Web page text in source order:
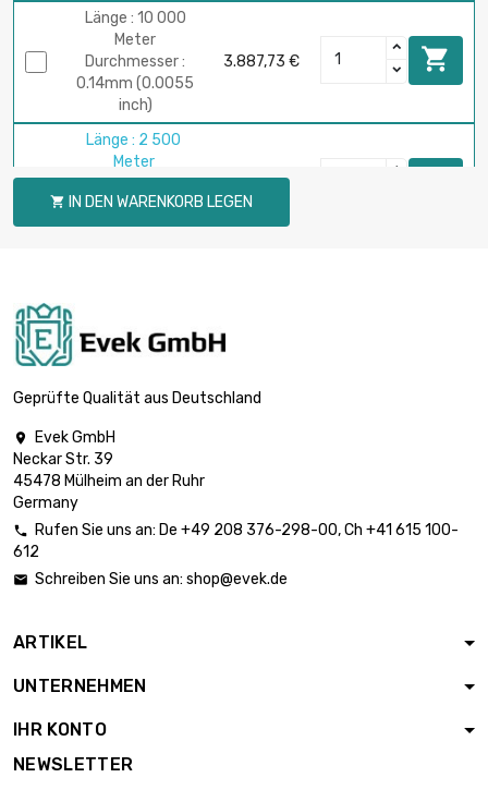
Länge : 10 000
Meter
Durchmesser :
0.14mm (0.0055
inch)
3.887,73 € 
Länge : 2 500
Meter
Durchmesser :
0.15mm (0.0059
inch)
2.248,39 €
0.2mm (≈1/64
inch)
Meter
Durchmesser :
0.25mm (0.0098
inch)
Meter
0.3mm (0.0118
Durchmesser :
inch)
Länge : 500 Meter
0.5mm (≈1/16
 IN DEN WARENKORB LEGEN
Geprüfte Qualität aus Deutschland

Evek GmbH
Neckar Str. 39
45478 Mülheim an der Ruhr
Germany
 Rufen Sie uns an: De +49 208 376-298-00, Ch +41 615 100-
612
 Schreiben Sie uns an: shop@evek.de
ARTIKEL
UNTERNEHMEN
IHR KONTO
NEWSLETTER